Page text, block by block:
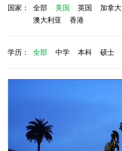
国家： 全部 美国 英国 加拿大
澳大利亚
香港
学历： 全部 中学 本科 硕士